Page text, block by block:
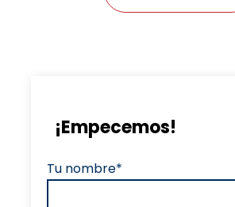
¡Empecemos!
Tu nombre*